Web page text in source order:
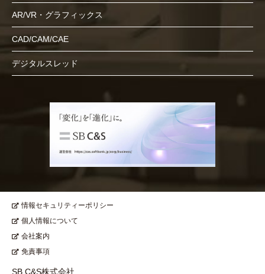
AR/VR・グラフィックス
CAD/CAM/CAE
デジタルスレッド
情報セキュリティーポリシー
個人情報について
会社案内
免責事項
SB C&S株式会社